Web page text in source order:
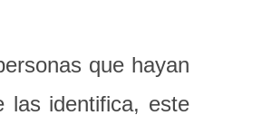
que hayan
las identifica, este